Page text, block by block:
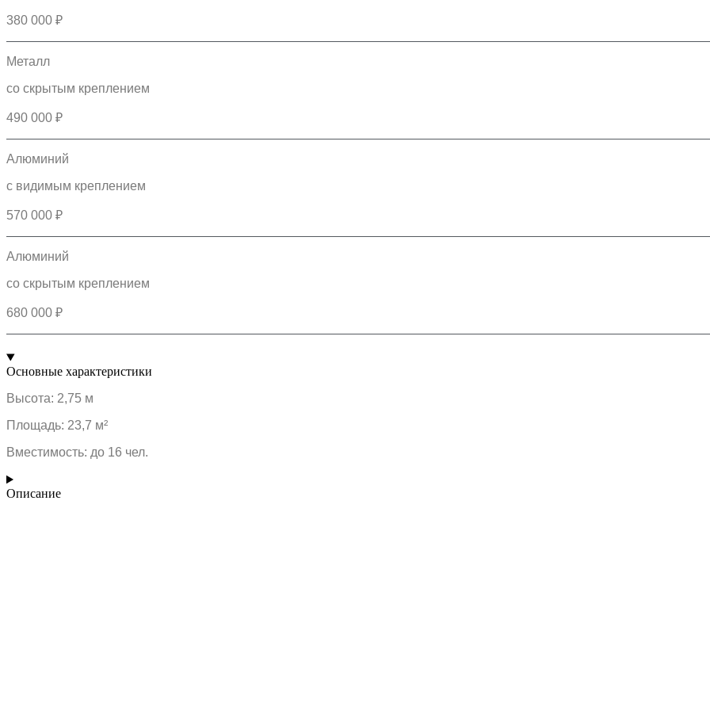
380 000 ₽
Металл
со скрытым креплением
490 000 ₽
Алюминий
с видимым креплением
570 000 ₽
Алюминий
со скрытым креплением
680 000 ₽
Основные характеристики
Высота: 2,75 м
Площадь: 23,7 м²
Вместимость: до 16 чел.
Описание